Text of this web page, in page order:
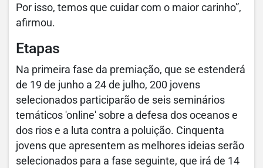
Por isso, temos que cuidar com o maior carinho”,
afirmou.
Etapas
Na primeira fase da premiação, que se estenderá
de 19 de junho a 24 de julho, 200 jovens
selecionados participarão de seis seminários
temáticos 'online' sobre a defesa dos oceanos e
dos rios e a luta contra a poluição. Cinquenta
jovens que apresentem as melhores ideias serão
selecionados para a fase seguinte, que irá de 14